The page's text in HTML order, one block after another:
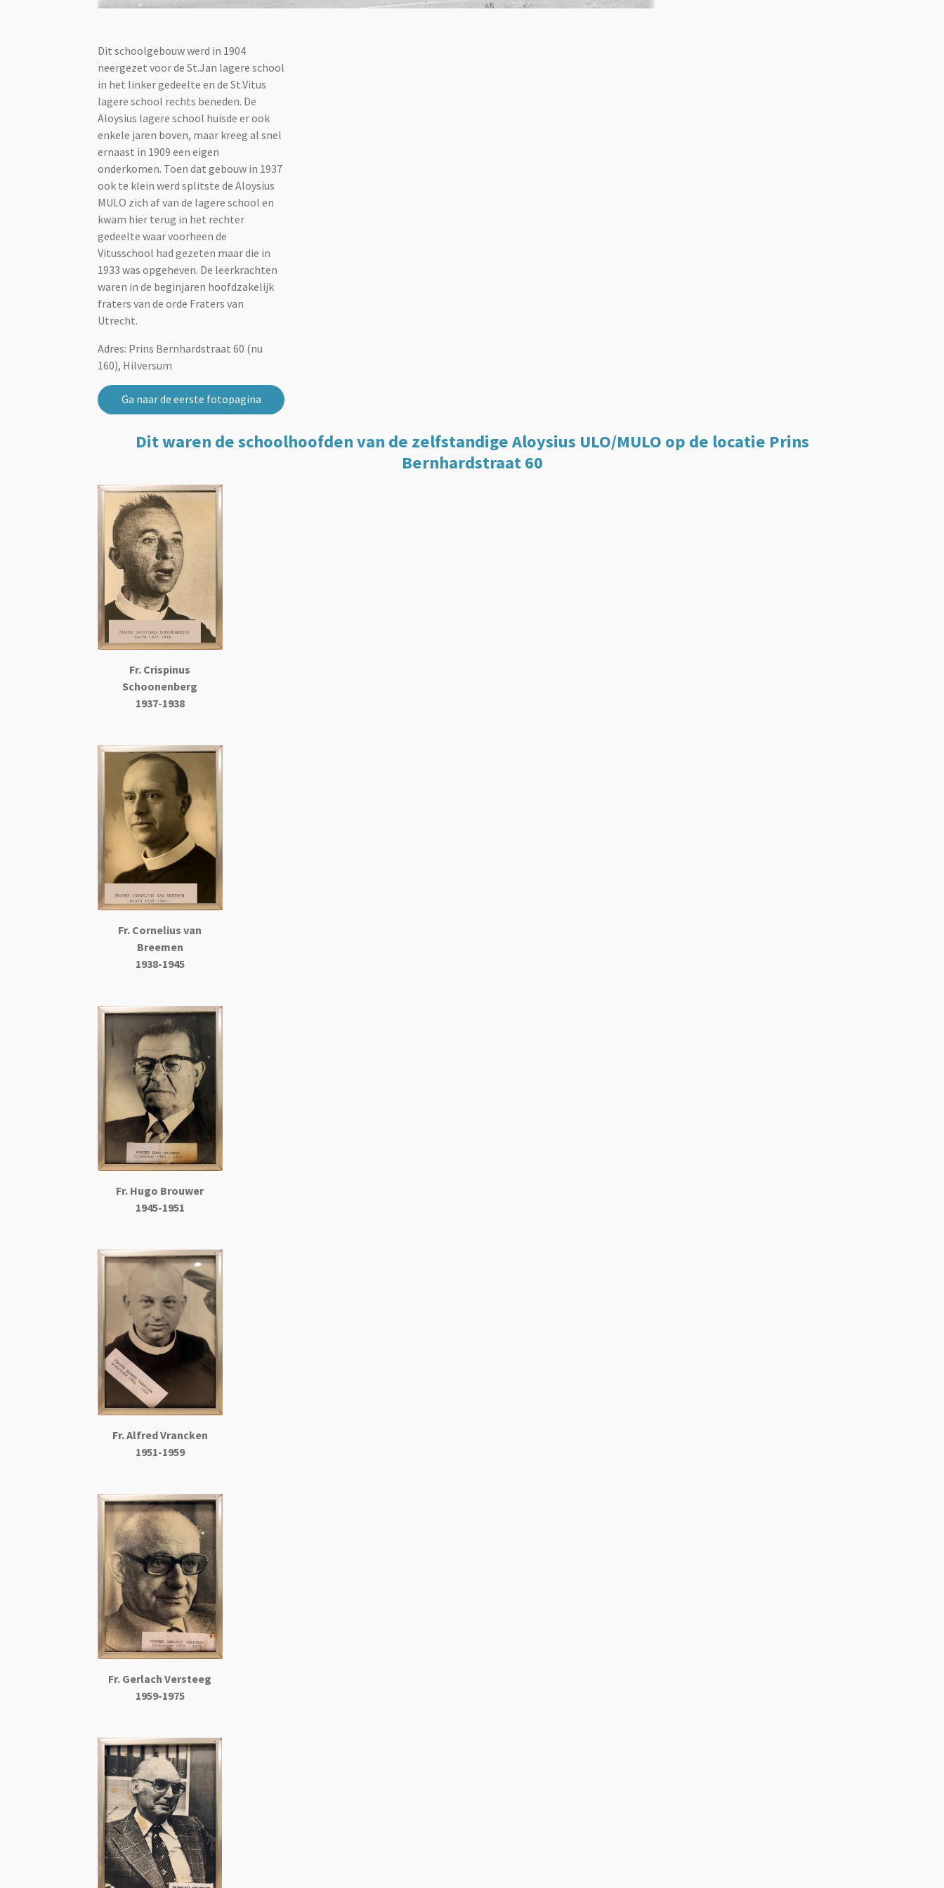
Dit schoolgebouw werd in 1904
neergezet voor de St.Jan lagere school
in het linker gedeelte en de St.Vitus
lagere school rechts beneden. De
Aloysius lagere school huisde er ook
enkele jaren boven, maar kreeg al snel
ernaast in 1909 een eigen
onderkomen. Toen dat gebouw in 1937
ook te klein werd splitste de Aloysius
MULO zich af van de lagere school en
kwam hier terug in het rechter
gedeelte waar voorheen de
Vitusschool had gezeten maar die in
1933 was opgeheven. De leerkrachten
waren in de beginjaren hoofdzakelijk
fraters van de orde Fraters van
Utrecht.
Adres: Prins Bernhardstraat 60 (nu
160), Hilversum
Ga naar de eerste fotopagina
Dit waren de schoolhoofden van de zelfstandige Aloysius ULO/MULO op de locatie Prins
Bernhardstraat 60
Fr. Crispinus
Schoonenberg
1937-1938
Fr. Cornelius van
Breemen
1938-1945
Fr. Hugo Brouwer
1945-1951
Fr. AlfredVrancken
1951-1959
Fr. Gerlach Versteeg
1959-1975